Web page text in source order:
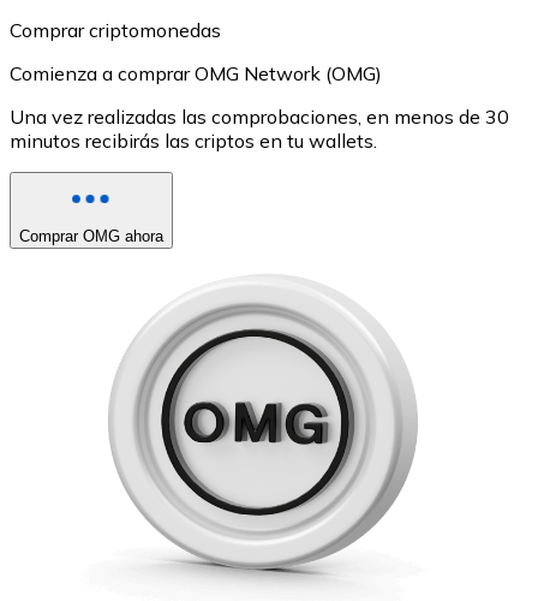
Comprar criptomonedas
Comienza a comprar OMG Network (OMG)
Una vez realizadas las comprobaciones, en menos de 30
minutos recibirás las criptos en tu wallets.
Comprar OMG ahora